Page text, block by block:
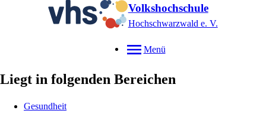
Volkshochschule
Hochschwarzwald e. V.
Menü
Liegt in folgenden Bereichen
Gesundheit